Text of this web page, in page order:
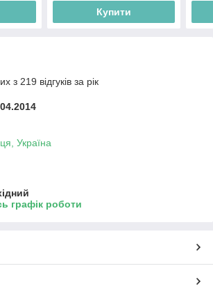
Купити
з 219 відгуків за рік
Україна
графік роботи